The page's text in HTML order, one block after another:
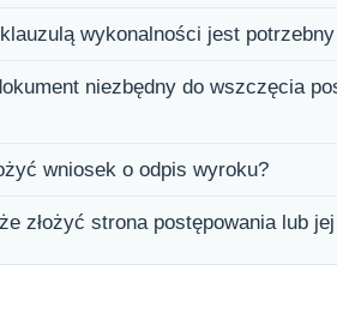
wykonalności jest
niezbędny do wszczęcia
wniosek o odpis wyroku?
złożyć strona postępowania lub jej